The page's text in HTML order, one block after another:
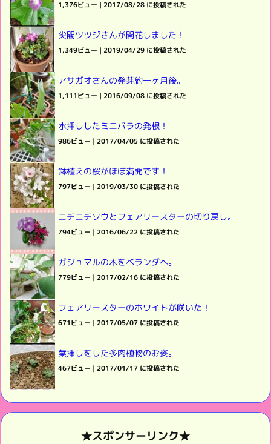
1,376ビュー | 2017/08/28 に投稿された
尖閣ツツジさんが開花しました！
1,349ビュー | 2019/04/29 に投稿された
アサガオさんの発芽約一ヶ月後。
1,111ビュー | 2016/09/08 に投稿された
水挿ししたミニバラの発根！
986ビュー | 2017/04/05 に投稿された
鉢植えの桜がほぼ満開です！
797ビュー | 2019/03/30 に投稿された
ニチニチソウとフェアリースターの切り戻し。
794ビュー | 2016/06/22 に投稿された
ガジュマルの木をベランダへ。
779ビュー | 2017/02/16 に投稿された
フェアリースターのホワイトが咲いた！
671ビュー | 2017/05/07 に投稿された
葉挿しをした多肉植物のお姿。
467ビュー | 2017/01/17 に投稿された
★スポンサーリンク★